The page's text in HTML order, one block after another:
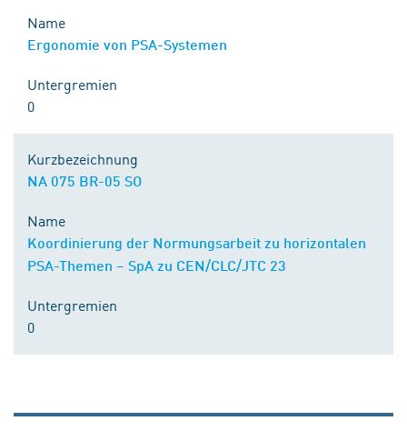
Name
Ergonomie von PSA-Systemen
Untergremien
0
Kurzbezeichnung
NA 075 BR-05 SO
Name
Koordinierung der Normungsarbeit zu horizontalen
PSA-Themen – SpA zu CEN/CLC/JTC 23
Untergremien
0